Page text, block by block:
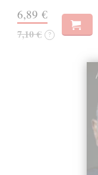
6,89 €
7,10 € ?